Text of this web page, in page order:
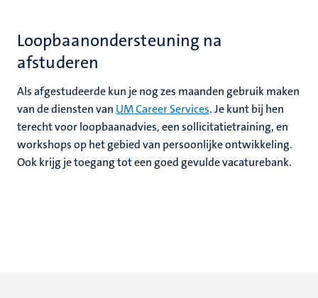
Loopbaanondersteuning na
afstuderen
Als afgestudeerde kun je nog zes maanden gebruik maken
van de diensten van UM Career Services. Je kunt bij hen
terecht voor loopbaanadvies, een sollicitatietraining, en
workshops op het gebied van persoonlijke ontwikkeling.
Ook krijg je toegang tot een goed gevulde vacaturebank.